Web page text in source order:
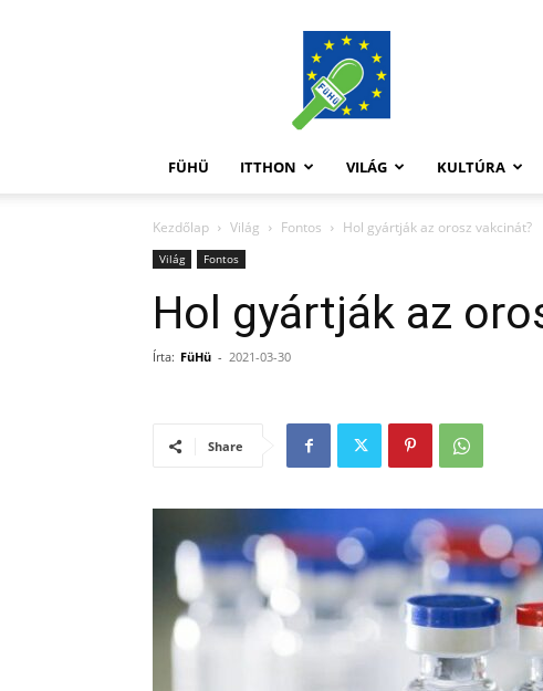
FüHü
FÜHÜ ITTHON VILÁG KULTÚRA
Kezdőlap Világ Fontos Hol gyártják az orosz vakcinát?
Világ Fontos
Hol gyártják az
Írta: FüHü - 2021-03-30
Share